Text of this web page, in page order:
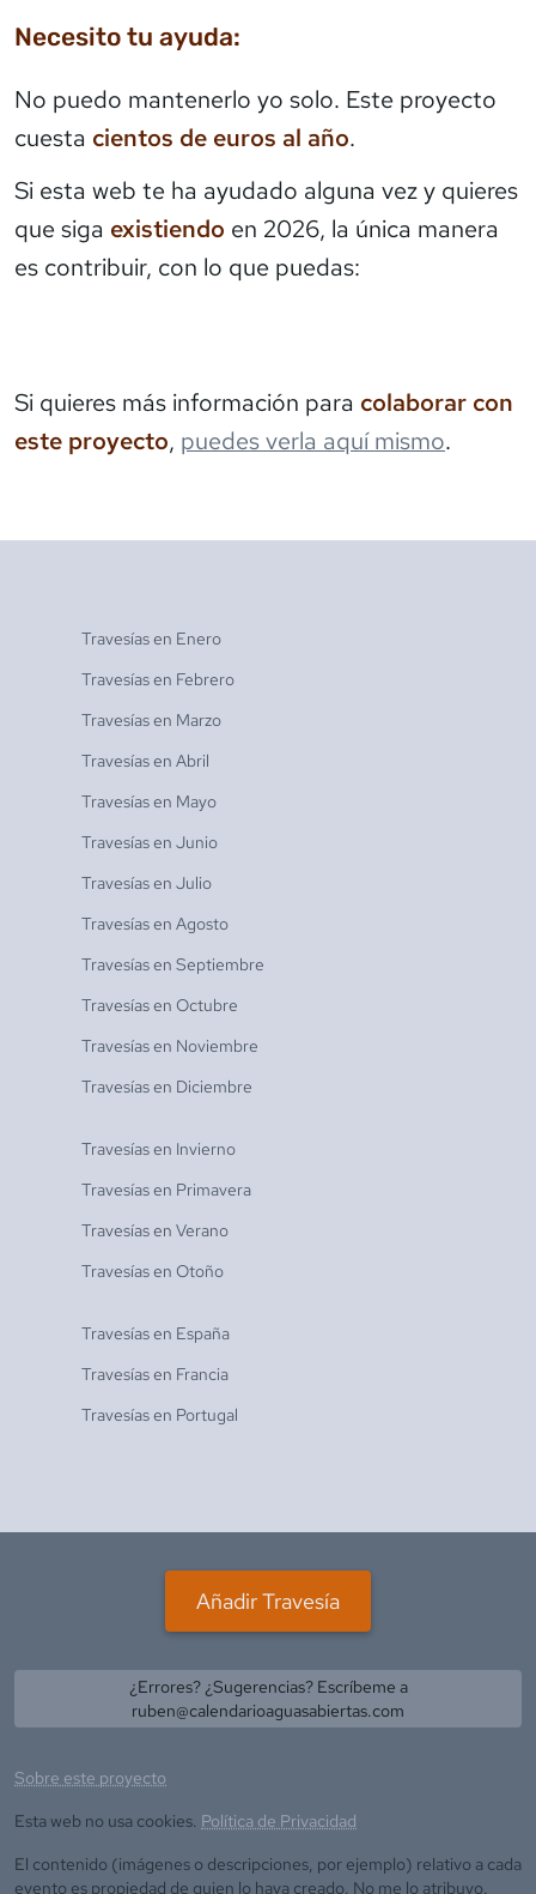
Necesito tu ayuda:
No puedo mantenerlo yo solo. Este proyecto
cuesta cientos de euros al año.
Si esta web te ha ayudado alguna vez y quieres
que siga existiendo en 2026, la única manera
es contribuir, con lo que puedas:
Si quieres más información para colaborar con
este proyecto, puedes verla aquí mismo.
Travesías en Enero
Travesías en Febrero
Travesías en Marzo
Travesías en Abril
Travesías en Mayo
Travesías en Junio
Travesías en Julio
Travesías en Agosto
Travesías en Septiembre
Travesías en Octubre
Travesías en Noviembre
Travesías en Diciembre
Travesías en Invierno
Travesías en Primavera
Travesías en Verano
Travesías en Otoño
Travesías en España
Travesías en Francia
Travesías en Portugal
Añadir Travesía
¿Errores? ¿Sugerencias? Escríbeme a
ruben@calendarioaguasabiertas.com
Sobre este proyecto
Esta web no usa cookies. Política de Privacidad
El contenido (imágenes o descripciones, por ejemplo) relativo a cada
evento es propiedad de quien lo haya creado. No me lo atribuyo.